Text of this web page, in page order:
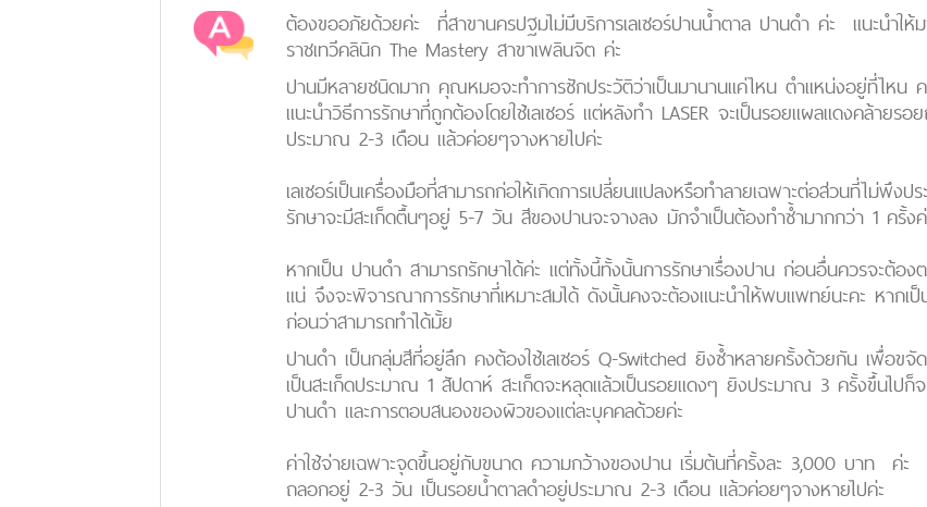
ต้องขออภัยด้วยค่ะ ที่สาขานครปฐมไม่มีบริการเลเซอร์ปานน้ำตาล ปานดำ ค่ะ แนะนำ
ราชเทวีคลินิก The Mastery สาขาเพลินจิต ค่ะ
ปานมีหลายชนิดมาก คุณหมอจะทำการซักประวัติว่าเป็นมานานแค่ไหน ตำแหน่งอยู่ที่ไหน
แนะนำวิธีการรักษาที่ถูกต้องโดยใช้เลเซอร์ แต่หลังทำ LASER จะเป็นรอยแผลแดงคล้าย
ประมาณ 2-3 เดือน แล้วค่อยๆจางหายไปค่ะ
เลเซอร์เป็นเครื่องมือที่สามารถก่อให้เกิดการเปลี่ยนแปลงหรือทำลายเฉพาะต่อส่วนที่ไม่
รักษาจะมีสะเก็ดตื้นๆอยู่ 5-7 วัน สีของปานจะจางลง มักจำเป็นต้องทำซ้ำมากกว่า 1 ครั้ง
หากเป็น ปานดำ สามารถรักษาได้ค่ะ แต่ทั้งนี้ทั้งนั้นการรักษาเรื่องปาน ก่อนอื่นควรจะต้อ
แน่ จึงจะพิจารณาการรักษาที่เหมาะสมได้ ดังนั้นคงจะต้องแนะนำให้พบแพทย์นะคะ หาก
ก่อนว่าสามารถทำได้มั้ย
ปานดำ เป็นกลุ่มสีที่อยู่ลึก คงต้องใช้เลเซอร์ Q-Switched ยิงซ้ำหลายครั้งด้วยกัน เพื่อข
เป็นสะเก็ดประมาณ 1 สัปดาห์ สะเก็ดจะหลุดแล้วเป็นรอยแดงๆ ยิงประมาณ 3 ครั้งขึ้นไป
ปานดำ และการตอบสนองของผิวของแต่ละบุคคลด้วยค่ะ
ค่าใช้จ่ายเฉพาะจุดขึ้นอยู่กับขนาด ความกว้างของปาน เริ่มต้นที่ครั้งละ 3,000 บาท ค่ะ
ถลอกอยู่ 2-3 วัน เป็นรอยน้ำตาลดำอยู่ประมาณ 2-3 เดือน แล้วค่อยๆจางหายไปค่ะ